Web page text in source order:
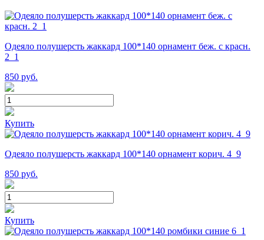
Одеяло полушерсть жаккард 100*140 орнамент беж. с красн.
2_1
850 руб.
Купить
Одеяло полушерсть жаккард 100*140 орнамент корич. 4_9
850 руб.
Купить